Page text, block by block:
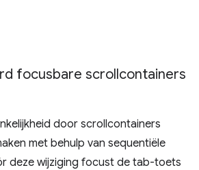
focusbare scrollcontainers
door scrollcontainers
met behulp van sequentiële
deze wijziging focust de tab-toets